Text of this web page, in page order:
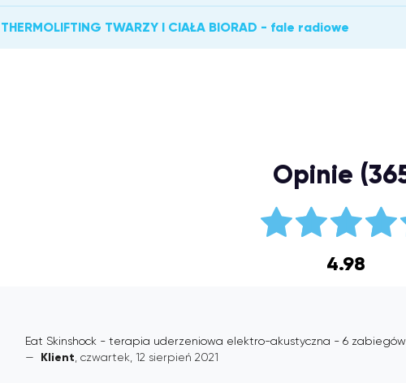
THERMOLIFTING TWARZY I CIAŁA BIORAD - fale radiowe
Opinie
4.98
Eat Skinshock - terapia uderzeniowa elektro-akustyczna - 6
Klient , czwartek, 12 sierpień 2021